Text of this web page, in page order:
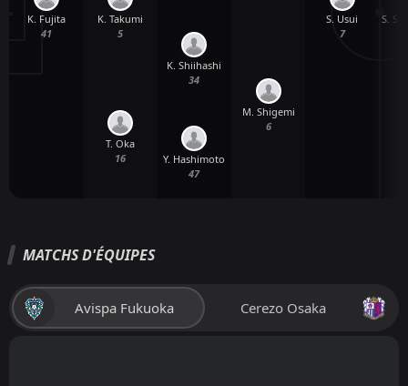
K. Fujita
41
T. Oka
16
K. Takumi
5
Y. Hashimoto
47
K. Shiihashi
34
M. Shigemi
6
S. Usui
7
S.
MATCHS D'ÉQUIPES
Avispa Fukuoka Cerezo Osaka